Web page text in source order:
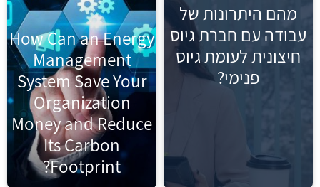
מהם היתרונות של
עבודה עם חברת גיוס
חיצונית לעומת גיוס
פנימי?
How Can an Energy
Management
System Save Your
Organization
Money and Reduce
Its Carbon
Footprint?